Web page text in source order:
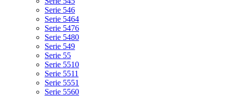
Serie 546
Serie 5464
Serie 5476
Serie 5480
Serie 549
Serie 55
Serie 5510
Serie 5511
Serie 5551
Serie 5560